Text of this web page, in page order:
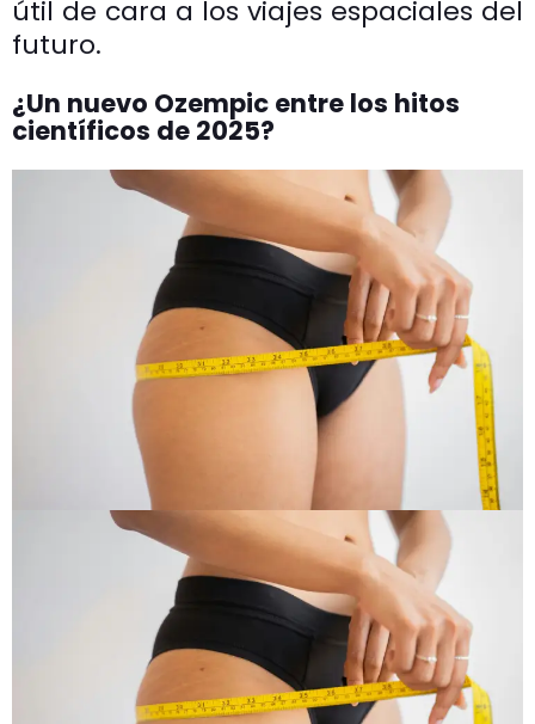
útil de cara a los viajes espaciales del
futuro.
¿Un nuevo Ozempic entre los hitos
científicos de 2025?